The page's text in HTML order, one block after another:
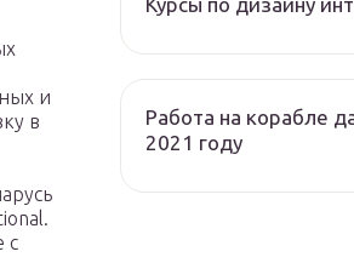
и
в
с
Работа на корабле
2021 году